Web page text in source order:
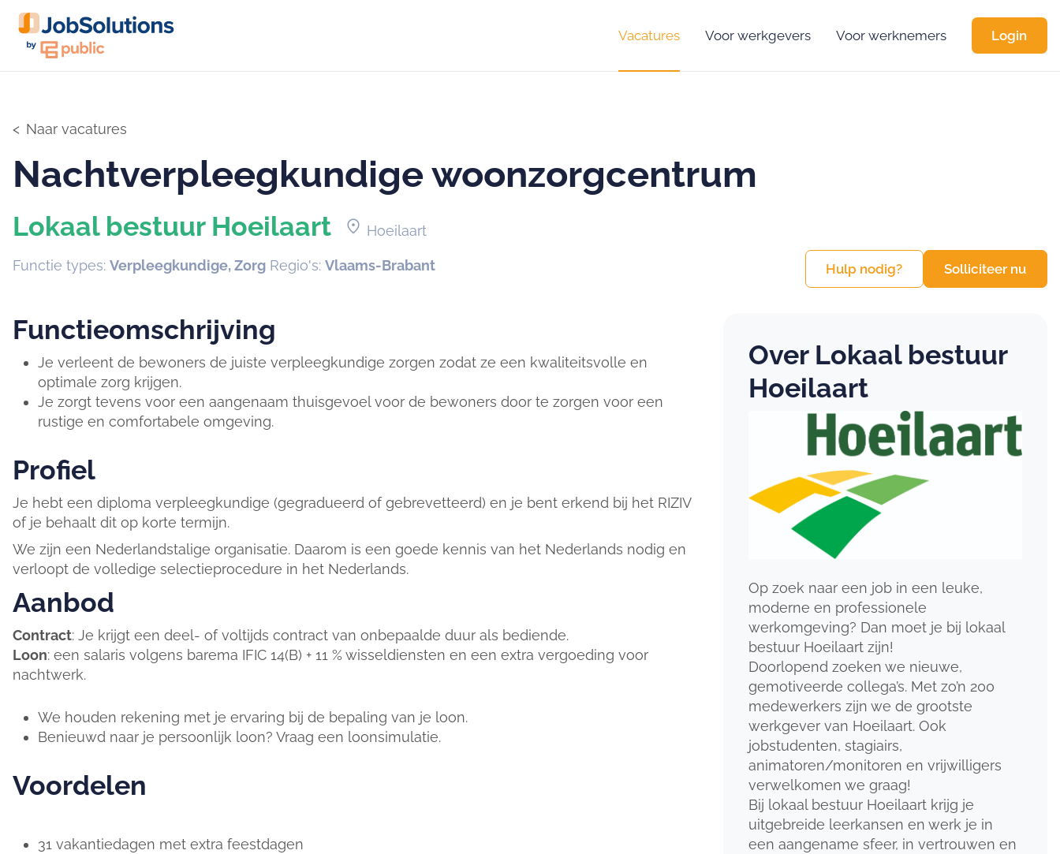
Vacatures Voor werkgevers Voor werknemers Login
Naar vacatures
Nachtverpleegkundige woonzorgcentrum
Lokaal bestuur Hoeilaart location_on Hoeilaart
Functie types: Verpleegkundige, Zorg Regio's: Vlaams-Brabant Hulp nodig? Solliciteer nu
Functieomschrijving
Je verleent de bewoners de juiste verpleegkundige zorgen zodat ze een kwaliteitsvolle en
optimale zorg krijgen.
Je zorgt tevens voor een aangenaam thuisgevoel voor de bewoners door te zorgen voor een
rustige en comfortabele omgeving.
Profiel
Je hebt een diploma verpleegkundige (gegradueerd of gebrevetteerd) en je bent erkend bij het RIZIV
of je behaalt dit op korte termijn.
We zijn een Nederlandstalige organisatie. Daarom is een goede kennis van het Nederlands nodig en
verloopt de volledige selectieprocedure in het Nederlands.
Aanbod
Contract: Je krijgt een deel- of voltijds contract van onbepaalde duur als bediende.
Loon: een salaris volgens barema IFIC 14(B) + 11 % wisseldiensten en een extra vergoeding voor
nachtwerk.
We houden rekening met je ervaring bij de bepaling van je loon.
Benieuwd naar je persoonlijk loon? Vraag een loonsimulatie.
Voordelen
31 vakantiedagen met extra feestdagen
Over Lokaal bestuur
Hoeilaart
Op zoek naar een job in een leuke,
moderne en professionele
werkomgeving? Dan moet je bij lokaal
bestuur Hoeilaart zijn!
Doorlopend zoeken we nieuwe,
gemotiveerde collega’s. Met zo’n 200
medewerkers zijn we de grootste
werkgever van Hoeilaart. Ook
jobstudenten, stagiairs,
animatoren/monitoren en vrijwilligers
verwelkomen we graag!
Bij lokaal bestuur Hoeilaart krijg je
uitgebreide leerkansen en werk je in
een aangename sfeer, in vertrouwen en